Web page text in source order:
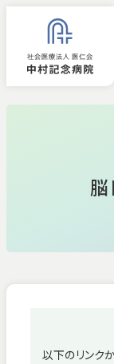
病気・
脳
以下のリンク